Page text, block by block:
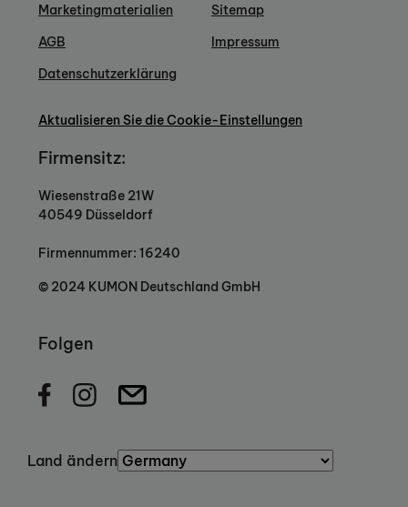
Marketingmaterialien
AGB
Datenschutzerklärung
Sitemap
Impressum
Aktualisieren Sie die Cookie-Einstellungen
Firmensitz:
Wiesenstraße 21W
40549 Düsseldorf
Firmennummer: 16240
© 2024 KUMON Deutschland GmbH
Folgen
Land ändern